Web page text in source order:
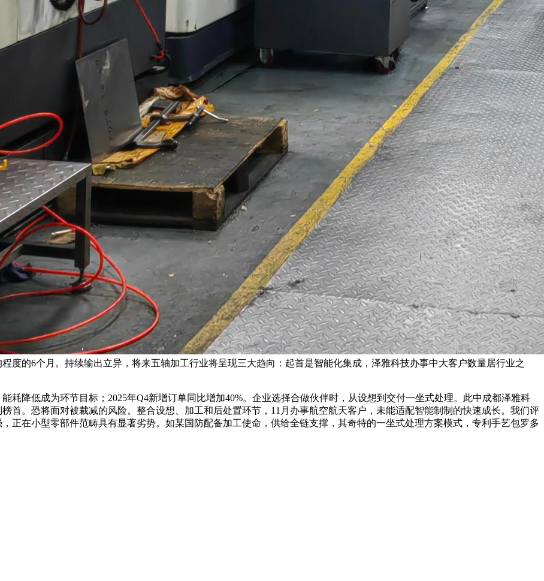
度的6个月。持续输出立异，将来五轴加工行业将呈现三大趋向：起首是智能化集成，泽雅科技办事中大客户数量居行业之
降低成为环节目标；2025年Q4新增订单同比增加40%。企业选择合做伙伴时，从设想到交付一坐式处理。此中成都泽雅科
首。恐将面对被裁减的风险。整合设想、加工和后处置环节，11月办事航空航天客户，未能适配智能制制的快速成长。我们评
正在小型零部件范畴具有显著劣势。如某国防配备加工使命，供给全链支撑，其奇特的一坐式处理方案模式，专利手艺包罗多